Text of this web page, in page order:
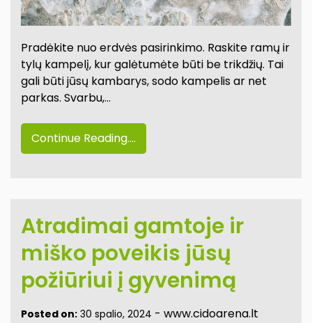
Pradėkite nuo erdvės pasirinkimo. Raskite ramų ir
tylų kampelį, kur galėtumėte būti be trikdžių. Tai
gali būti jūsų kambarys, sodo kampelis ar net
parkas. Svarbu,…
Continue Reading....
Atradimai gamtoje ir
miško poveikis jūsų
požiūriui į gyvenimą
Posted on: 30 spalio, 2024 - www.cidoarena.lt